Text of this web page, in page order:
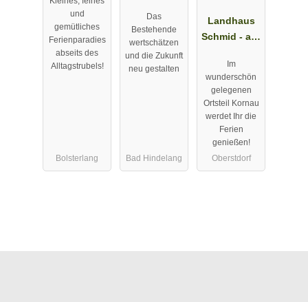
ungen in
bei
Bolsterlang
und
gemütliches
Ferienparadies
abseits des
Alltagstrubels!
Bolsterlang
private
Infrarotkabin
e
Das
Bestehende
wertschätzen
und die Zukunft
neu gestalten
Bad Hindelang
Landhaus
Schmid - auf
Sonnenteras
Oberstdorf
Im
wunderschön
gelegenen
Ortsteil Kornau
werdet Ihr die
Ferien
genießen!
Oberstdorf